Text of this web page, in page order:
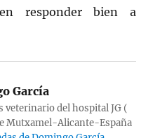
responder bien a
García
veterinario del hospital JG (
Mutxamel-Alicante-España